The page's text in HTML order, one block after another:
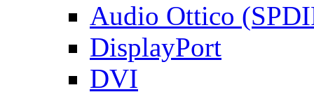
Audio Ottico
DisplayPort
DVI